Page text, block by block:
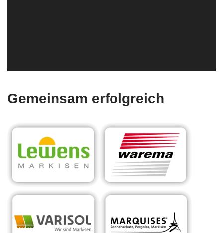
Gemeinsam erfolgreich